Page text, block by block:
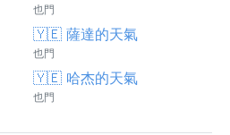
也門
🇾🇪 薩達的天氣
也門
🇾🇪 哈杰的天氣
也門